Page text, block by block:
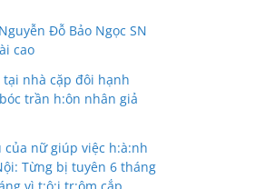
Đỗ Bảo Ngọc SN
cao
nhà cặp đôi hạnh
trần h:ôn nhân giả
của nữ giúp việc h:à:nh
Từng bị tuyên 6 tháng